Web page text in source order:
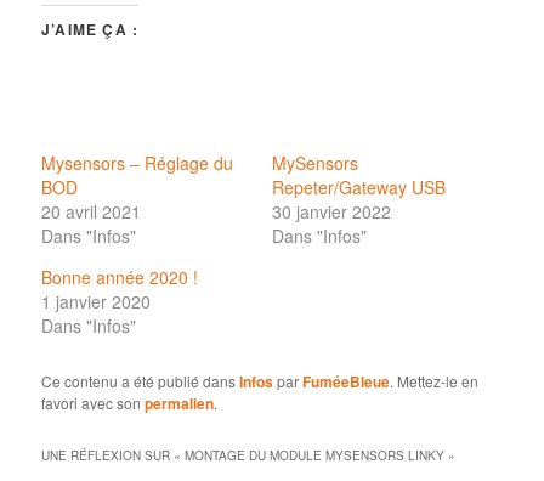
J’AIME ÇA :
Mysensors – Réglage du
BOD
20 avril 2021
Dans "Infos"
MySensors
Repeter/Gateway USB
30 janvier 2022
Dans "Infos"
Bonne année 2020 !
1 janvier 2020
Dans "Infos"
Ce contenu a été publié dansInfosparFuméeBleue. Mettez-le en
favori avec sonpermalien.
UNE RÉFLEXION SUR «MONTAGE DU MODULE MYSENSORS LINKY »